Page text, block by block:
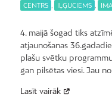
CENTRS IĻĢUCIEMS
4. maijā šogad tiks
atjaunošanas
plašu svētku
gan pilsētas viesi. Jau
Lasīt vairāk